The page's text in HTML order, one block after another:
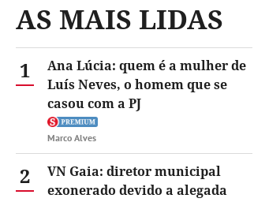
AS MAIS LIDAS
1
Ana Lúcia: quem é a mulher de
Luís Neves, o homem que se
casou com a PJ
Marco Alves
2
VN Gaia: diretor municipal
exonerado devido a alegada